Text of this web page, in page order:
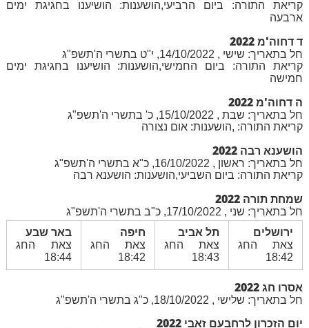
קריאת התורה: ביום הרביעי,הושענות: הושיענו בחגיגת ימים
ארבעה
ד דחוה'מ 2022
חל בתאריך: שישי , 14/10/2022, י"ט בתשרי ה'תשפ"ג
קריאת התורה: ביום החמישי,הושענות: הושיענו בחגיגת ימים
חמישה
ה דחוה'מ 2022
חל בתאריך: שבת , 15/10/2022, כ' בתשרי ה'תשפ"ג
קריאת התורה: ,הושענות: אום נצורה
הושענא רבה 2022
חל בתאריך: ראשון , 16/10/2022, כ"א בתשרי ה'תשפ"ג
קריאת התורה: ביום השביעי,הושענות: הושענא רבה
שמחת תורה 2022
חל בתאריך: שני , 17/10/2022, כ"ב בתשרי ה'תשפ"ג
ירושלים
צאת החג
18:42
תל אביב
צאת החג
18:43
חיפה
צאת החג
18:42
באר שבע
צאת החג
18:44
אסרו חג 2022
חל בתאריך: שלישי , 18/10/2022, כ"ג בתשרי ה'תשפ"ג
יום הזכרון לרחבעם זאבי 2022